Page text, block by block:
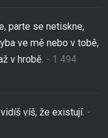
parte se netiskne,
ve mě nebo v tobě,
v hrobě. - 1 494
víš, že existují. -